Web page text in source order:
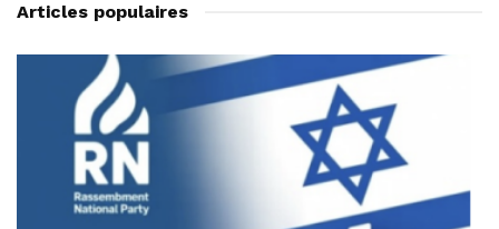
Articles populaires